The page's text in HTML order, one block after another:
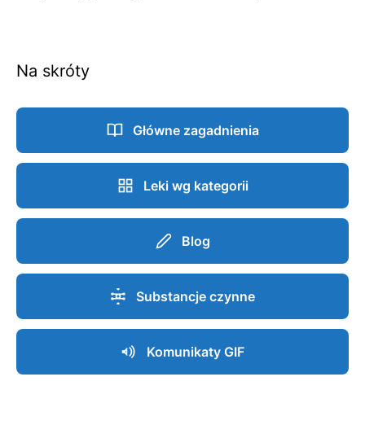
Na skróty
Główne zagadnienia
Leki wg kategorii
Blog
Substancje czynne
Komunikaty GIF